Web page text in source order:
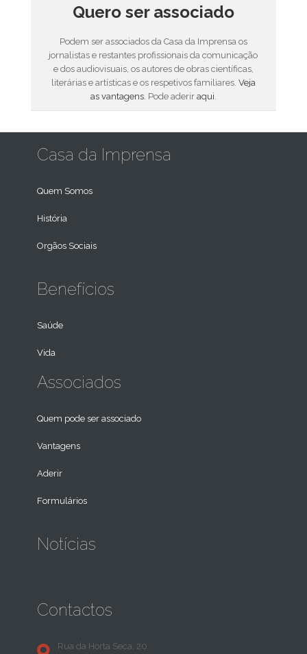
Quero ser associado
Podem ser associados da Casa da Imprensa os
jornalistas e restantes profissionais da comunicação
e dos audiovisuais, os autores de obras científicas,
literárias e artísticas e os respetivos familiares. Veja
as vantagens. Pode aderir aqui
Casa da Imprensa
Quem Somos
História
Orgãos Sociais
Benefícios
Saúde
Vida
Associados
Quem pode ser associado
Vantagens
Aderir
Formulários
Notícias
Contactos
Rua da Horta Seca, 20